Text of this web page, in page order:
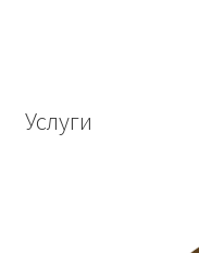
Услуги